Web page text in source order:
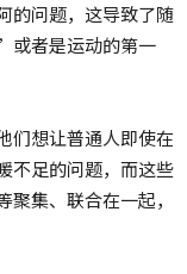
的问题，这导致了随
者是运动的第一
们想让普通人即使在
不足的问题，而这些
集、联合在一起，